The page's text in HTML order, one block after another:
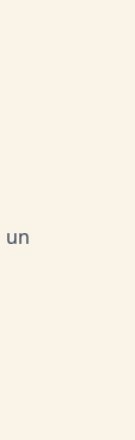
un